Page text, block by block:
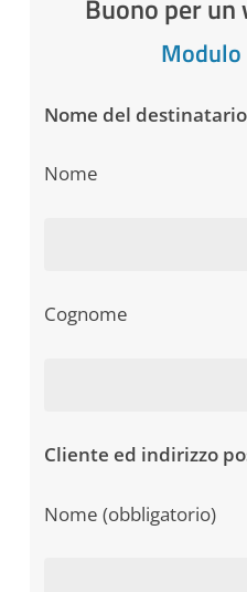
Buono per
Nome del
Nome
Cognome
Cliente ed indirizzo
Nome (obbligatorio)